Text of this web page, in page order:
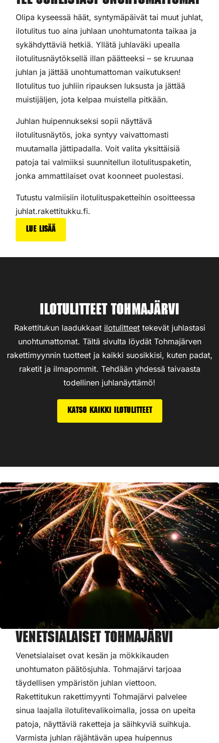
Olipa kyseessä häät, syntymäpäivät tai muut juhlat,
ilotulitus tuo aina juhlaan unohtumatonta taikaa ja
sykähdyttäviä hetkiä. Yllätä juhlaväki upealla
ilotulitusnäytöksellä illan päätteeksi – se kruunaa
juhlan ja jättää unohtumattoman vaikutuksen!
Ilotulitus tuo juhliin ripauksen luksusta ja jättää
muistijäljen, jota kelpaa muistella pitkään.
Juhlan huipennukseksi sopii näyttävä
ilotulitusnäytös, joka syntyy vaivattomasti
muutamalla jättipadalla. Voit valita yksittäisiä
patoja tai valmiiksi suunnitellun ilotulituspaketin,
jonka ammattilaiset ovat koonneet puolestasi.
Tutustu valmiisiin ilotulituspaketteihin osoitteessa
juhlat.rakettitukku.fi.
Lue lisää
Ilotulitteet Tohmajärvi
Rakettitukun laadukkaat ilotulitteettekevät juhlastasi
unohtumattomat. Tältä sivulta löydät Tohmajärven
rakettimyynnin tuotteet ja kaikki suosikkisi, kuten padat,
raketit ja ilmapommit. Tehdään yhdessä taivaasta
todellinen juhlanäyttämö!
Katso kaikki ilotulitteet
Venetsialaiset Tohmajärvi
Venetsialaiset ovat kesän ja mökkikauden
unohtumaton päätösjuhla. Tohmajärvi tarjoaa
täydellisen ympäristön juhlan viettoon.
Rakettitukun rakettimyynti Tohmajärvi palvelee
sinua laajalla ilotulitevalikoimalla, jossa on upeita
patoja, näyttäviä raketteja ja säihkyviä suihkuja.
Varmista juhlan räjähtävän upea huipennus